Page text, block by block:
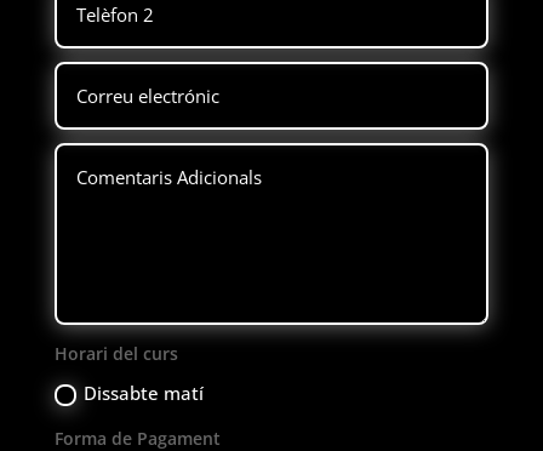
Horari del curs
Dissabte matí
Forma de Pagament